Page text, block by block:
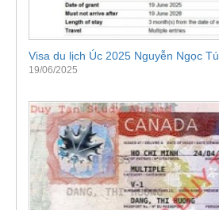
Visa du lịch Úc 2025 Nguyễn Ngọc Tú
19/06/2025